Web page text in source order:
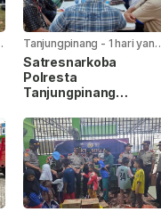
Tanjungpinang - 1 hari yang
lalu
Satresnarkoba
Polresta
Tanjungpinang
Ekspedisi Cegah
Peredaran Narkoba
Lewat Paket Kiriman